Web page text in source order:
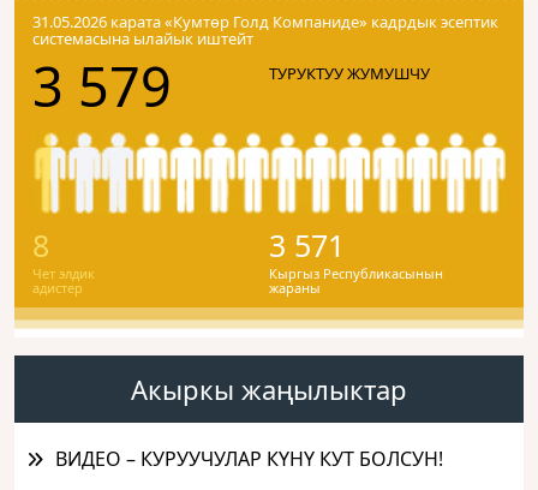
31.05.2026 карата «Кумтɵр Голд Компаниде» кадрдык эсептик
системасына ылайык иштейт
3 579 ТУРУКТУУ ЖУМУШЧУ
8
Чет элдик
адистер
3 571
Кыргыз Республикасынын
жараны
Акыркы жаңылыктар
ВИДЕО – КУРУУЧУЛАР КҮНҮ КУТ БОЛСУН!